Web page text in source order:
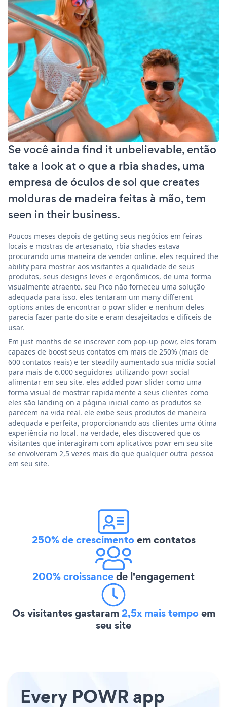
Se você ainda find it unbelievable, então
take a look at o que a rbia shades, uma
empresa de óculos de sol que creates
molduras de madeira feitas à mão, tem
seen in their business.
Poucos meses depois de getting seus negócios em feiras
locais e mostras de artesanato, rbia shades estava
procurando uma maneira de vender online. eles required the
ability para mostrar aos visitantes a qualidade de seus
produtos, seus designs leves e ergonômicos, de uma forma
visualmente atraente. seu Pico não forneceu uma solução
adequada para isso. eles tentaram um many different
options antes de encontrar o powr slider e nenhum deles
parecia fazer parte do site e eram desajeitados e difíceis de
usar.
Em just months de se inscrever com pop-up powr, eles foram
capazes de boost seus contatos em mais de 250% (mais de
600 contatos reais) e ter steadily aumentado sua mídia social
para mais de 6.000 seguidores utilizando powr social
alimentar em seu site. eles added powr slider como uma
forma visual de mostrar rapidamente a seus clientes como
eles são landing on a página inicial como os produtos se
parecem na vida real. ele exibe seus produtos de maneira
adequada e perfeita, proporcionando aos clientes uma ótima
experiência no local. na verdade, eles discovered que os
visitantes que interagiram com aplicativos powr em seu site
se envolveram 2,5 vezes mais do que qualquer outra pessoa
em seu site.
250% de crescimentoem contatos
200% croissancede l'engagement
Os visitantes gastaram2,5x mais tempoem
seu site
Every POWR app